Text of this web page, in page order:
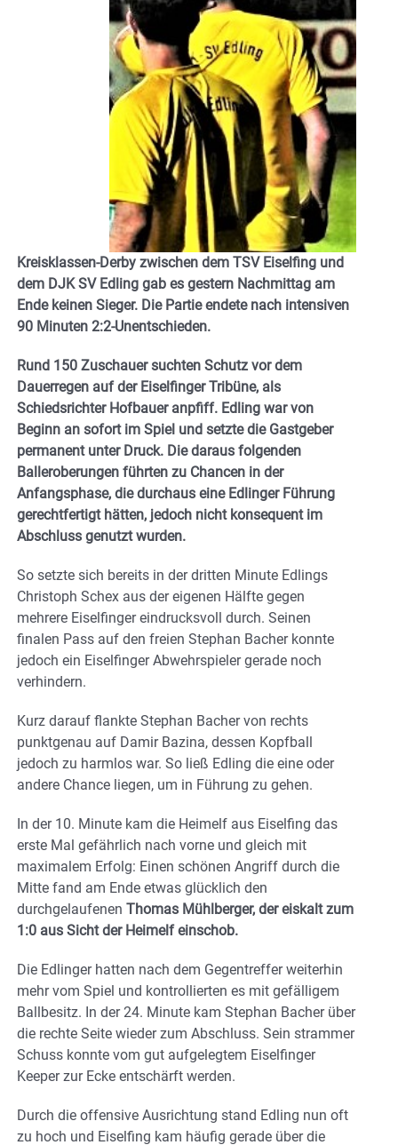
Kreisklassen-Derby zwischen dem TSV Eiselfing und
dem DJK SV Edling gab es gestern Nachmittag am
Ende keinen Sieger. Die Partie endete nach intensiven
90 Minuten 2:2-Unentschieden.
Rund 150 Zuschauer suchten Schutz vor dem
Dauerregen auf der Eiselfinger Tribüne, als
Schiedsrichter Hofbauer anpfiff. Edling war von
Beginn an sofort im Spiel und setzte die Gastgeber
permanent unter Druck. Die daraus folgenden
Balleroberungen führten zu Chancen in der
Anfangsphase, die durchaus eine Edlinger Führung
gerechtfertigt hätten, jedoch nicht konsequent im
Abschluss genutzt wurden.
So setzte sich bereits in der dritten Minute Edlings
Christoph Schex aus der eigenen Hälfte gegen
mehrere Eiselfinger eindrucksvoll durch. Seinen
finalen Pass auf den freien Stephan Bacher konnte
jedoch ein Eiselfinger Abwehrspieler gerade noch
verhindern.
Kurz darauf flankte Stephan Bacher von rechts
punktgenau auf Damir Bazina, dessen Kopfball
jedoch zu harmlos war. So ließ Edling die eine oder
andere Chance liegen, um in Führung zu gehen.
In der 10. Minute kam die Heimelf aus Eiselfing das
erste Mal gefährlich nach vorne und gleich mit
maximalem Erfolg: Einen schönen Angriff durch die
Mitte fand am Ende etwas glücklich den
durchgelaufenen Thomas Mühlberger, der eiskalt zum
1:0 aus Sicht der Heimelf einschob.
Die Edlinger hatten nach dem Gegentreffer weiterhin
mehr vom Spiel und kontrollierten es mit gefälligem
Ballbesitz. In der 24. Minute kam Stephan Bacher über
die rechte Seite wieder zum Abschluss. Sein strammer
Schuss konnte vom gut aufgelegtem Eiselfinger
Keeper zur Ecke entschärft werden.
Durch die offensive Ausrichtung stand Edling nun oft
zu hoch und Eiselfing kam häufig gerade über die